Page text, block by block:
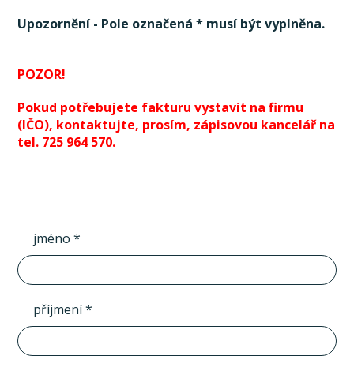
Upozornění - Pole označená * musí být vyplněna.
POZOR!
Pokud potřebujete fakturu vystavit na firmu
(IČO), kontaktujte, prosím, zápisovou kancelář na
tel. 725 964 570.
jméno *
příjmení *